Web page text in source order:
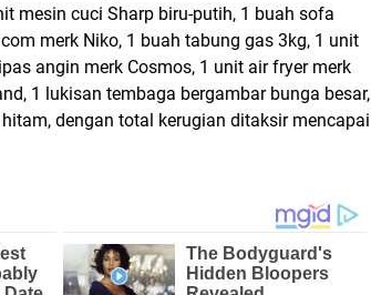
mesin cuci Sharp biru-putih, 1 buah sofa
merk Niko, 1 buah tabung gas 3kg, 1 unit
angin merk Cosmos, 1 unit air fryer merk
1 lukisan tembaga bergambar bunga besar,
dengan total kerugian ditaksir mencapai